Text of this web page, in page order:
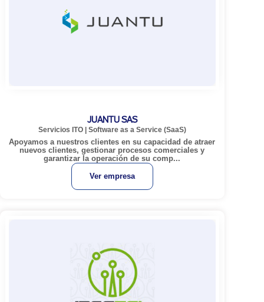
JUANTU SAS
Servicios ITO| Software as a Service (SaaS)
Apoyamos a nuestros clientes en su capacidad de atraer
nuevos clientes, gestionar procesos comerciales y
garantizar la operación de su comp...
Ver empresa